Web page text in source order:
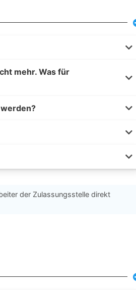
mehr. Was für
der Zulassungsstelle direkt